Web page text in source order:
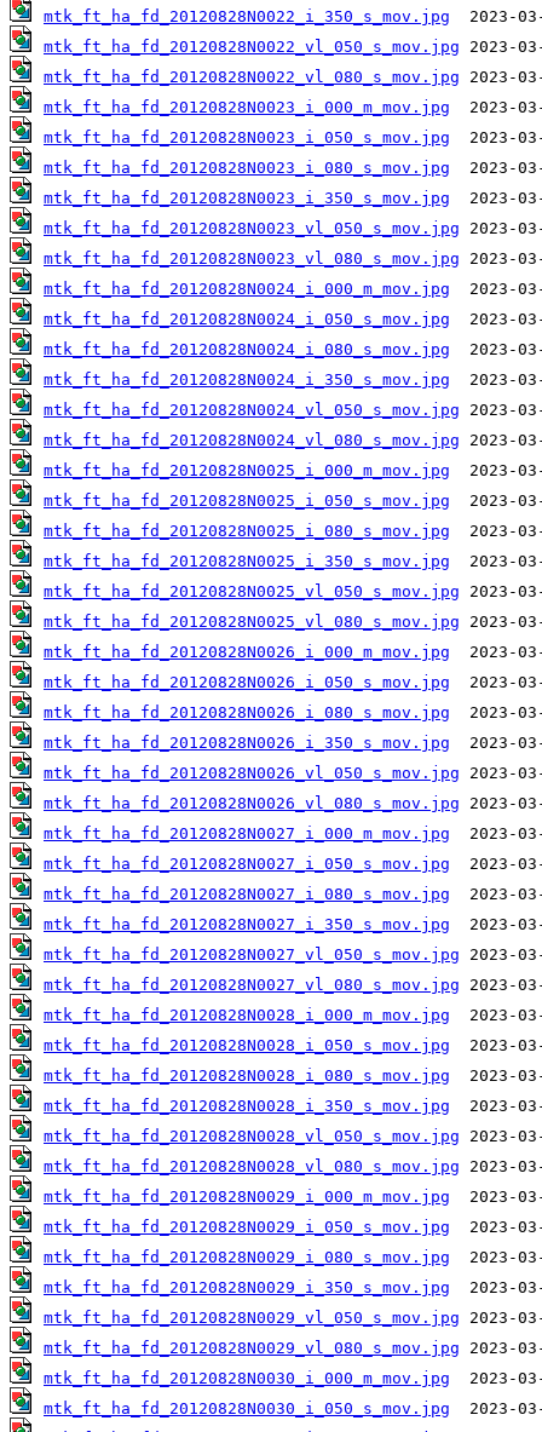
mtk_ft_ha_fd_20120828N0022_i_350_s_mov.jpg
mtk_ft_ha_fd_20120828N0022_vl_050_s_mov.jpg
mtk_ft_ha_fd_20120828N0022_vl_080_s_mov.jpg
mtk_ft_ha_fd_20120828N0023_i_000_m_mov.jpg
mtk_ft_ha_fd_20120828N0023_i_050_s_mov.jpg
mtk_ft_ha_fd_20120828N0023_i_080_s_mov.jpg
mtk_ft_ha_fd_20120828N0023_i_350_s_mov.jpg
mtk_ft_ha_fd_20120828N0023_vl_050_s_mov.jpg
mtk_ft_ha_fd_20120828N0023_vl_080_s_mov.jpg
mtk_ft_ha_fd_20120828N0024_i_000_m_mov.jpg
mtk_ft_ha_fd_20120828N0024_i_050_s_mov.jpg
mtk_ft_ha_fd_20120828N0024_i_080_s_mov.jpg
mtk_ft_ha_fd_20120828N0024_i_350_s_mov.jpg
mtk_ft_ha_fd_20120828N0024_vl_050_s_mov.jpg
mtk_ft_ha_fd_20120828N0024_vl_080_s_mov.jpg
mtk_ft_ha_fd_20120828N0025_i_000_m_mov.jpg
mtk_ft_ha_fd_20120828N0025_i_050_s_mov.jpg
mtk_ft_ha_fd_20120828N0025_i_080_s_mov.jpg
mtk_ft_ha_fd_20120828N0025_i_350_s_mov.jpg
mtk_ft_ha_fd_20120828N0025_vl_050_s_mov.jpg
mtk_ft_ha_fd_20120828N0025_vl_080_s_mov.jpg
mtk_ft_ha_fd_20120828N0026_i_000_m_mov.jpg
mtk_ft_ha_fd_20120828N0026_i_050_s_mov.jpg
mtk_ft_ha_fd_20120828N0026_i_080_s_mov.jpg
mtk_ft_ha_fd_20120828N0026_i_350_s_mov.jpg
mtk_ft_ha_fd_20120828N0026_vl_050_s_mov.jpg
mtk_ft_ha_fd_20120828N0026_vl_080_s_mov.jpg
mtk_ft_ha_fd_20120828N0027_i_000_m_mov.jpg
mtk_ft_ha_fd_20120828N0027_i_050_s_mov.jpg
mtk_ft_ha_fd_20120828N0027_i_080_s_mov.jpg
mtk_ft_ha_fd_20120828N0027_i_350_s_mov.jpg
mtk_ft_ha_fd_20120828N0027_vl_050_s_mov.jpg
mtk_ft_ha_fd_20120828N0027_vl_080_s_mov.jpg
mtk_ft_ha_fd_20120828N0028_i_000_m_mov.jpg
mtk_ft_ha_fd_20120828N0028_i_050_s_mov.jpg
mtk_ft_ha_fd_20120828N0028_i_080_s_mov.jpg
mtk_ft_ha_fd_20120828N0028_i_350_s_mov.jpg
mtk_ft_ha_fd_20120828N0028_vl_050_s_mov.jpg
mtk_ft_ha_fd_20120828N0028_vl_080_s_mov.jpg
mtk_ft_ha_fd_20120828N0029_i_000_m_mov.jpg
mtk_ft_ha_fd_20120828N0029_i_050_s_mov.jpg
mtk_ft_ha_fd_20120828N0029_i_080_s_mov.jpg
mtk_ft_ha_fd_20120828N0029_i_350_s_mov.jpg
mtk_ft_ha_fd_20120828N0029_vl_050_s_mov.jpg
mtk_ft_ha_fd_20120828N0029_vl_080_s_mov.jpg
mtk_ft_ha_fd_20120828N0030_i_000_m_mov.jpg
mtk_ft_ha_fd_20120828N0030_i_050_s_mov.jpg